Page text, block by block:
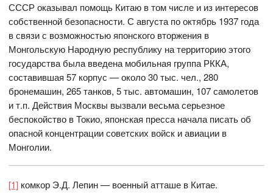
СССР оказывал помощь Китаю в том числе и из интересов
собственной безопасности. С августа по октябрь 1937 года
в связи с возможностью японского вторжения в
Монгольскую Народную республику на территорию этого
государства была введена мобильная группа РККА,
составившая 57 корпус — около 30 тыс. чел., 280
бронемашин, 265 танков, 5 тыс. автомашин, 107 самолетов
и т.п. Действия Москвы вызвали весьма серьезное
беспокойство в Токио, японская пресса начала писать об
опасной концентрации советских войск и авиации в
Монголии.
[1] комкор Э.Д. Лепин — военный атташе в Китае.